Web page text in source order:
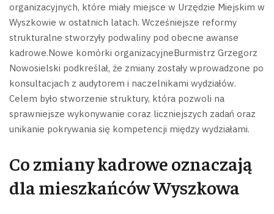
organizacyjnych, które miały miejsce w Urzędzie Miejskim w
Wyszkowie w ostatnich latach. Wcześniejsze reformy
strukturalne stworzyły podwaliny pod obecne awanse
kadrowe.Nowe komórki organizacyjneBurmistrz Grzegorz
Nowosielski podkreślał, że zmiany zostały wprowadzone po
konsultacjach z audytorem i naczelnikami wydziałów.
Celem było stworzenie struktury, która pozwoli na
sprawniejsze wykonywanie coraz liczniejszych zadań oraz
unikanie pokrywania się kompetencji między wydziałami.
Co zmiany kadrowe oznaczają
dla mieszkańców Wyszkowa